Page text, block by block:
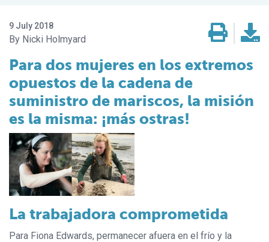
9 July 2018
Nicki Holmyard
Para dos mujeres en los extremos
opuestos de la cadena de
suministro de mariscos, la misión
es la misma: ¡más ostras!
La trabajadora comprometida
Para Fiona Edwards, permanecer afuera en el frío y la